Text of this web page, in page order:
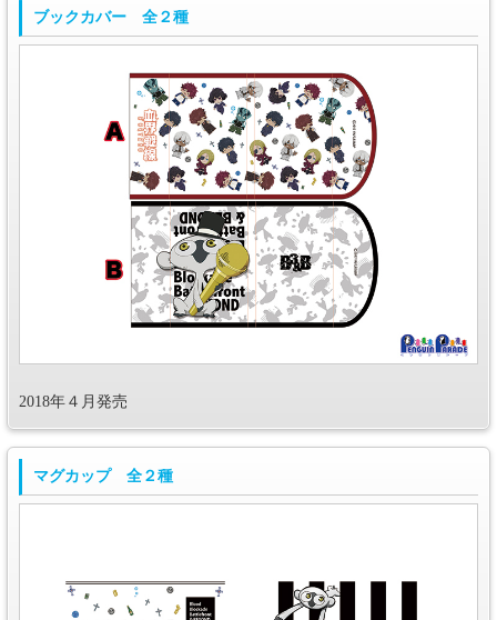
ブックカバー 全２種
2018年４月発売
マグカップ 全２種